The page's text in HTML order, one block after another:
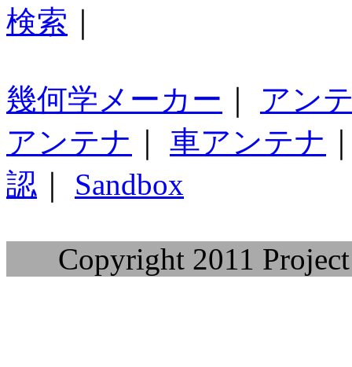
検索
幾何学メーカー
アン
アンテナ
車アンテナ
認
Sandbox
Copyright 2011